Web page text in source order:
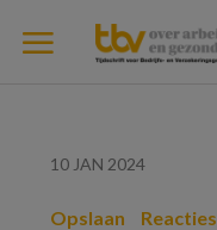
10 JAN 2024
Opslaan Reacties